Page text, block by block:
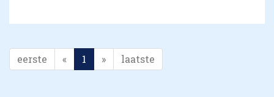
eerste « 1 » laatste